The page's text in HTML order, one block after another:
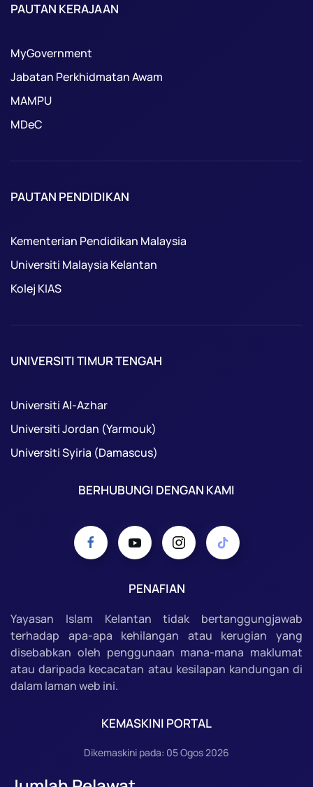
PAUTAN KERAJAAN
MyGovernment
Jabatan Perkhidmatan Awam
MAMPU
MDeC
PAUTAN PENDIDIKAN
Kementerian Pendidikan Malaysia
Universiti Malaysia Kelantan
Kolej KIAS
UNIVERSITI TIMUR TENGAH
Universiti Al-Azhar
Universiti Jordan (Yarmouk)
Universiti Syiria (Damascus)
BERHUBUNGI DENGAN KAMI
PENAFIAN
Yayasan Islam Kelantan tidak bertanggungjawab
terhadap apa-apa kehilangan atau kerugian yang
disebabkan oleh penggunaan mana-mana maklumat
atau daripada kecacatan atau kesilapan kandungan di
dalam laman web ini.
KEMASKINI PORTAL
Dikemaskini pada: 05 Ogos 2026